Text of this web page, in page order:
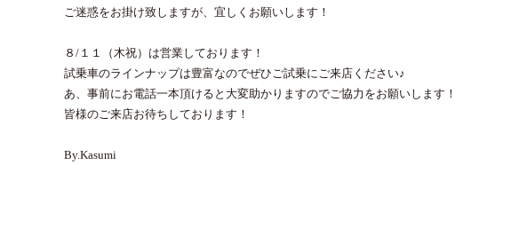
ご迷惑をお掛け致しますが、宜しくお願いします！
８/１１（木祝）は営業しております！
試乗車のラインナップは豊富なのでぜひご試乗にご来店ください♪
あ、事前にお電話一本頂けると大変助かりますのでご協力をお願いします！
皆様のご来店お待ちしております！
By.Kasumi